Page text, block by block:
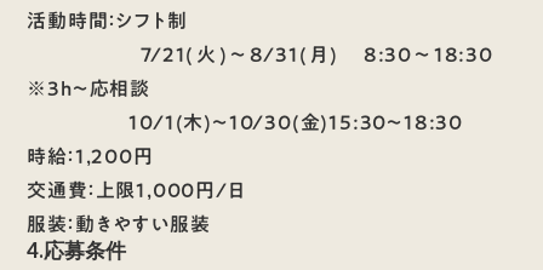
活動時間：シフト制
7/21(火)〜8/31(月) 8:30～18:30
※3h〜応相談
10/1(木)〜10/30(金)15:30～18:30
時給：1,200円
交通費：上限1,000円/日
服装：動きやすい服装
4.応募条件